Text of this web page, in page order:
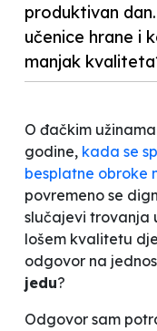
produktivan
učenice hrane i
manjak
O đačkim
godine, kada se
besplatne obroke
povremeno se
slučajevi trovanja
lošem kvalitetu
odgovor na
jedu?
Odgovor sam